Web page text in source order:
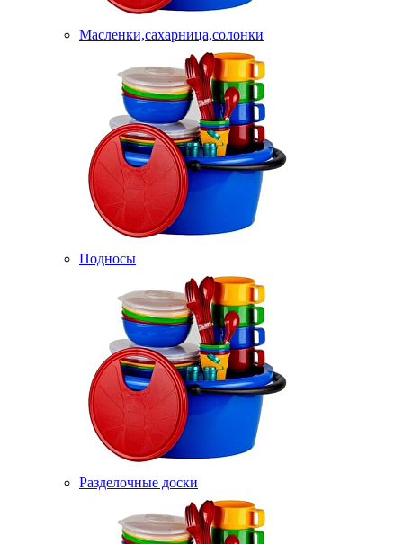
Масленки,сахарница,солонки
Подносы
Разделочные доски